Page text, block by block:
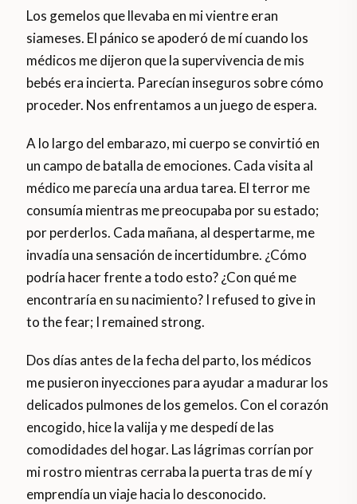
Los gemelos que llevaba en mi vientre eran
siameses. El pánico se apoderó de mí cuando los
médicos me dijeron que la supervivencia de mis
bebés era incierta. Parecían inseguros sobre cómo
proceder. Nos enfrentamos a un juego de espera.
A lo largo del embarazo, mi cuerpo se convirtió en
un campo de batalla de emociones. Cada visita al
médico me parecía una ardua tarea. El terror me
consumía mientras me preocupaba por su estado;
por perderlos. Cada mañana, al despertarme, me
invadía una sensación de incertidumbre. ¿Cómo
podría hacer frente a todo esto? ¿Con qué me
encontraría en su nacimiento? I refused to give in
to the fear; I remained strong.
Dos días antes de la fecha del parto, los médicos
me pusieron inyecciones para ayudar a madurar los
delicados pulmones de los gemelos. Con el corazón
encogido, hice la valija y me despedí de las
comodidades del hogar. Las lágrimas corrían por
mi rostro mientras cerraba la puerta tras de mí y
emprendía un viaje hacia lo desconocido.